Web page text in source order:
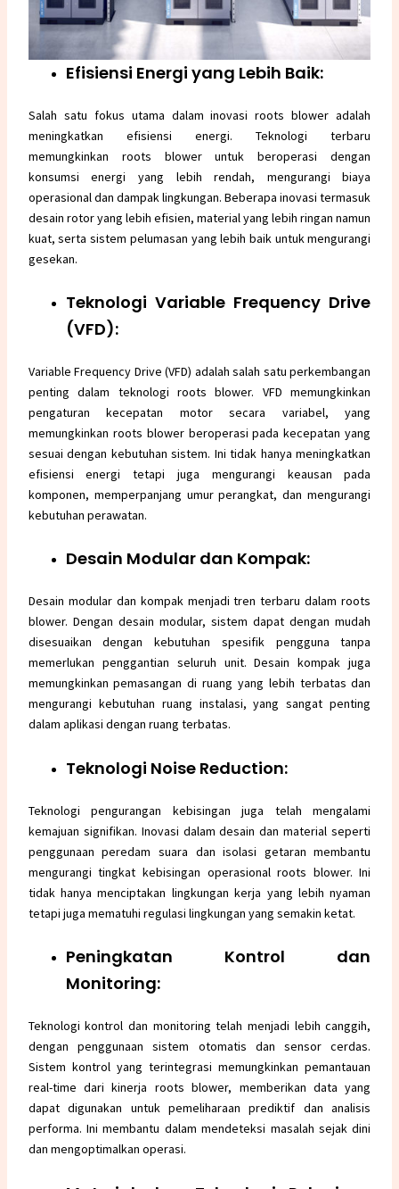
Efisiensi Energi yang Lebih Baik:
Salah satu fokus utama dalam inovasi roots blower adalah
meningkatkan efisiensi energi. Teknologi terbaru
memungkinkan roots blower untuk beroperasi dengan
konsumsi energi yang lebih rendah, mengurangi biaya
operasional dan dampak lingkungan. Beberapa inovasi termasuk
desain rotor yang lebih efisien, material yang lebih ringan namun
kuat, serta sistem pelumasan yang lebih baik untuk mengurangi
gesekan.
Teknologi Variable Frequency Drive
(VFD):
Variable Frequency Drive (VFD) adalah salah satu perkembangan
penting dalam teknologi roots blower. VFD memungkinkan
pengaturan kecepatan motor secara variabel, yang
memungkinkan roots blower beroperasi pada kecepatan yang
sesuai dengan kebutuhan sistem. Ini tidak hanya meningkatkan
efisiensi energi tetapi juga mengurangi keausan pada
komponen, memperpanjang umur perangkat, dan mengurangi
kebutuhan perawatan.
Desain Modular dan Kompak:
Desain modular dan kompak menjadi tren terbaru dalam roots
blower. Dengan desain modular, sistem dapat dengan mudah
disesuaikan dengan kebutuhan spesifik pengguna tanpa
memerlukan penggantian seluruh unit. Desain kompak juga
memungkinkan pemasangan di ruang yang lebih terbatas dan
mengurangi kebutuhan ruang instalasi, yang sangat penting
dalam aplikasi dengan ruang terbatas.
Teknologi Noise Reduction:
Teknologi pengurangan kebisingan juga telah mengalami
kemajuan signifikan. Inovasi dalam desain dan material seperti
penggunaan peredam suara dan isolasi getaran membantu
mengurangi tingkat kebisingan operasional roots blower. Ini
tidak hanya menciptakan lingkungan kerja yang lebih nyaman
tetapi juga mematuhi regulasi lingkungan yang semakin ketat.
Peningkatan Kontrol dan
Monitoring:
Teknologi kontrol dan monitoring telah menjadi lebih canggih,
dengan penggunaan sistem otomatis dan sensor cerdas.
Sistem kontrol yang terintegrasi memungkinkan pemantauan
real-time dari kinerja roots blower, memberikan data yang
dapat digunakan untuk pemeliharaan prediktif dan analisis
performa. Ini membantu dalam mendeteksi masalah sejak dini
dan mengoptimalkan operasi.